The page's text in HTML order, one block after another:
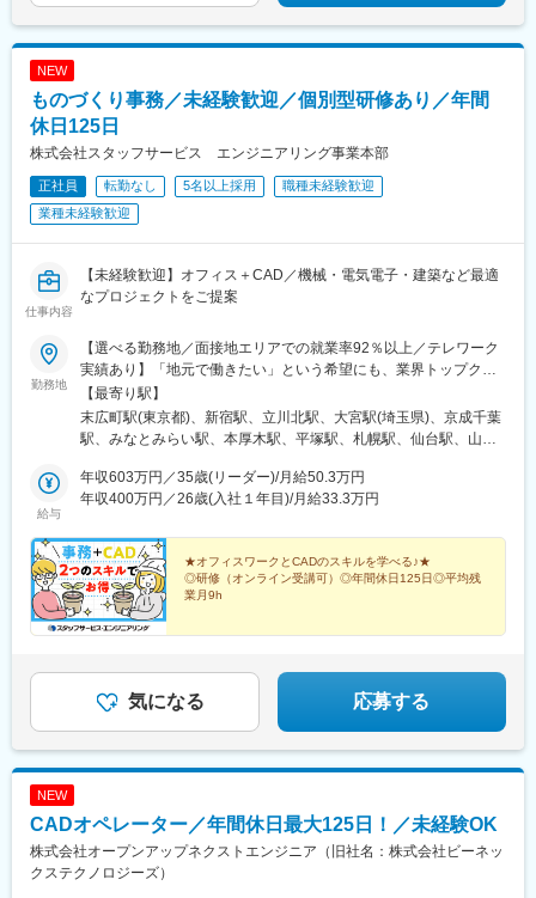
NEW
ものづくり事務／未経験歓迎／個別型研修あり／年間
休日125日
株式会社スタッフサービス エンジニアリング事業本部
正社員 転勤なし 5名以上採用
職種未経験歓迎
業種未経験歓迎
仕事内容
【未経験歓迎】オフィス＋CAD／機械・電気電子・建築など最適
なプロジェクトをご提案
勤務地
【選べる勤務地／面接地エリアでの就業率92％以上／テレワーク
実績あり】「地元で働きたい」という希望にも、業界トップクラ
スの取引事業所数約7,000件&プロジェクト数80,000件の中から検
討します。⇒勤務地は北海道・東北・北陸・関東・東海・関西・
中国・四国・九州の各都道府県のプロジェクト先※U・Iターン歓迎
プロジェクトによって変動）※寮／社宅制度など福利厚生も充実で
す※最終的な就業先は、希望・スキル・経験を考慮し決定します※
【勤務先企業例】◎自動車・自動車部品トヨタ自動車／日産自動
車／本田技研工業／デンソー／アイシン◎情報端末・家電日立製
作所／東芝／三菱電機／パナソニック／富士通◎航空・宇宙IHI／
三菱重工業／川崎重工業
【最寄り駅】
末広町駅(東京都)、新宿駅、立川北駅、大宮駅(埼玉県)、京成千葉
駅、みなとみらい駅、本厚木駅、平塚駅、札幌駅、仙台駅、山形
駅、沼津駅、浜松駅、豊田市駅、近鉄名古屋駅、東岡崎駅、あす
なろう四日市駅、岐阜駅、富山駅、北鉄金沢駅、草津駅(滋賀県)、
前駅、紙屋町西駅、新山口駅、薬院駅、平和通駅、めがね橋駅、
水道町駅、郡山駅(福島県)、甲府駅、盛岡駅、大街道駅、新潟駅、
天文館通駅、東京駅、神田駅(東京都)、三鷹駅、赤坂駅(東京都)、
東池袋駅、茅場町駅、六本木駅、東新宿駅、池袋駅、日本橋駅(東
京都)、錦糸町駅、目黒駅、渋谷駅、品川駅、神谷町駅、大塚駅(東
都)、八丁堀駅(東京都)、有楽町駅、蒲田駅、中野坂上駅、東京テ
レポート駅、豊洲駅、御茶ノ水駅、五反田駅、飯田橋駅、恵比寿
駅、湘南台駅、天王町駅、武蔵小杉駅、南橋本駅、桜木町駅、南
林間駅、鶴見駅、新川崎駅、武蔵新城駅、小田原駅、善行駅、天
空橋駅、ＹＲＰ野比駅、新百合ケ丘駅、相原駅、京急新子安駅、
給与
年収603万円／35歳(リーダー)/月給50.3万円
年収400万円／26歳(入社１年目)/月給33.3万円
★オフィスワークとCADのスキルを学べる♪★
◎研修（オンライン受講可）◎年間休日125日◎平均残
業月9h
気になる 応募する
NEW
CADオペレーター／年間休日最大125日！／未経験OK
株式会社オープンアップネクストエンジニア（旧社名：株式会社ビーネッ
クステクノロジーズ）